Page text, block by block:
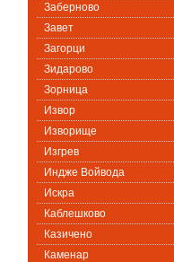
Заберново
Завет
Загорци
Зидарово
Зорница
Извор
Изворище
Изгрев
Индже Войвода
Искра
Каблешково
Казичено
Каменар